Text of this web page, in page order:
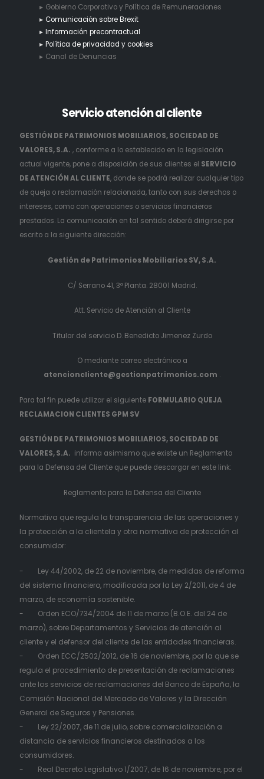
Gobierno Corporativo y Política de Remuneraciones
Comunicación sobre Brexit
Información precontractual
Política de privacidad y cookies
Canal de Denuncias
Servicioatención al cliente
GESTIÓN DE PATRIMONIOS MOBILIARIOS, SOCIEDAD DE
VALORES, S.A. , conforme a lo establecido en la legislación
actual vigente, pone a disposición de sus clientes el SERVICIO
DE ATENCIÓN AL CLIENTE, donde se podrá realizar cualquier tipo
de queja o reclamación relacionada, tanto con sus derechos o
intereses, como con operaciones o servicios financieros
prestados. La comunicación en tal sentido deberá dirigirse por
escrito a la siguiente dirección:
Gestión de Patrimonios Mobiliarios SV, S.A.
C/ Serrano 41, 3ª Planta. 28001 Madrid.
Att. Servicio de Atención al Cliente
Titular del servicio D. Benedicto Jimenez Zurdo
O mediante correo electrónico a
atencioncliente@gestionpatrimonios.com .
Para tal fin puede utilizar el siguiente FORMULARIO QUEJA
RECLAMACION CLIENTES GPM SV
GESTIÓN DE PATRIMONIOS MOBILIARIOS, SOCIEDAD DE
VALORES, S.A. informa asimismo que existe un Reglamento
para la Defensa del Cliente que puede descargar en este link:
Reglamento para la Defensa del Cliente
Normativa que regula la transparencia de las operaciones y
la protección a la clientela y otra normativa de protección al
consumidor:
- Ley 44/2002, de 22 de noviembre, de medidas de reforma
del sistema financiero, modificada por la Ley 2/2011, de 4 de
marzo, de economía sostenible.
- Orden ECO/734/2004 de 11 de marzo (B.O.E. del 24 de
marzo), sobre Departamentos y Servicios de atención al
cliente y el defensor del cliente de las entidades financieras.
- Orden ECC/2502/2012, de 16 de noviembre, por la que se
regula el procedimiento de presentación de reclamaciones
ante los servicios de reclamaciones del Banco de España, la
Comisión Nacional del Mercado de Valores y la Dirección
General de Seguros y Pensiones.
- Ley 22/2007, de 11 de julio, sobre comercialización a
distancia de servicios financieros destinados a los
consumidores.
- Real Decreto Legislativo 1/2007, de 16 de noviembre, por el